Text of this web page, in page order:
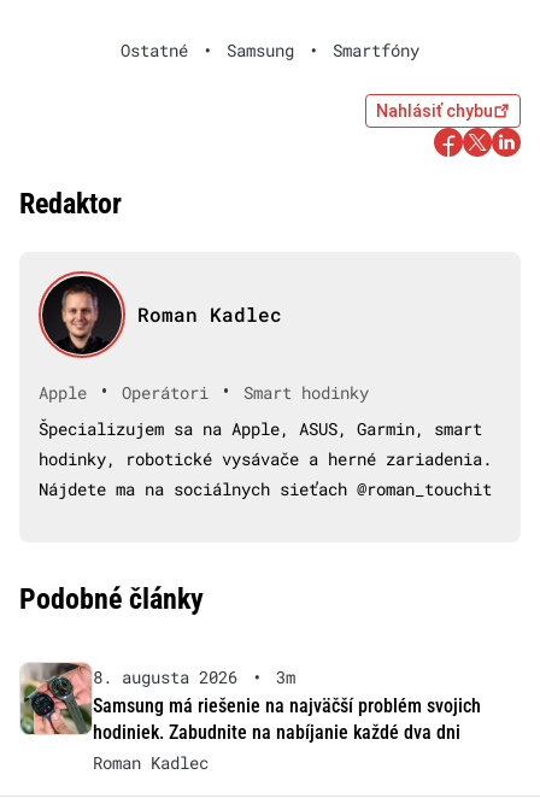
Ostatné • Samsung • Smartfóny
Nahlásiť chybu
Redaktor
Roman Kadlec
Apple • Operátori •
Smart hodinky
Špecializujem sa na Apple, ASUS, Garmin, smart
hodinky, robotické vysávače a herné zariadenia.
Nájdete ma na sociálnych sieťach @roman_touchit
Podobné články
8. augusta 2026 •
3m
Samsung má riešenie na najväčší problém svojich
hodiniek. Zabudnite na nabíjanie každé dva dni
Roman Kadlec